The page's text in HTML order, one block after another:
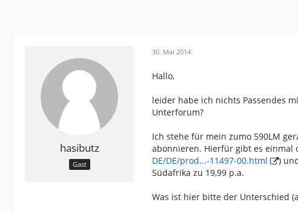
hasibutz
Gast
30. Mai 2014
Hallo,
leider habe ich nichts Passendes
Unterforum?
Ich stehe für mein zumo 590LM
abonnieren. Hierfür gibt es einmal
DE/DE/prod...-11497-00.html
)
Südafrika zu 19,99 p.a.
Was ist hier bitte der Unterschied